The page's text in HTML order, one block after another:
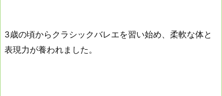
3歳の頃からクラシックバレエを習い始め、柔軟な体と
表現力が養われました。